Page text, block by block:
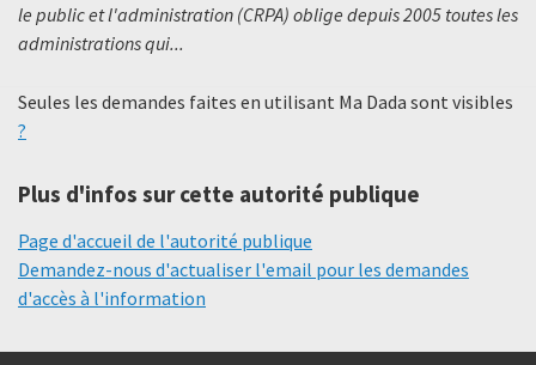
le public et l'administration (CRPA) oblige depuis 2005 toutes les
administrations qui...
Seules les demandes faites en utilisant Ma Dada sont visibles
?
Plus d'infos sur cette autorité publique
Page d'accueil de l'autorité publique
Demandez-nous d'actualiser l'email pour les demandes
d'accès à l'information